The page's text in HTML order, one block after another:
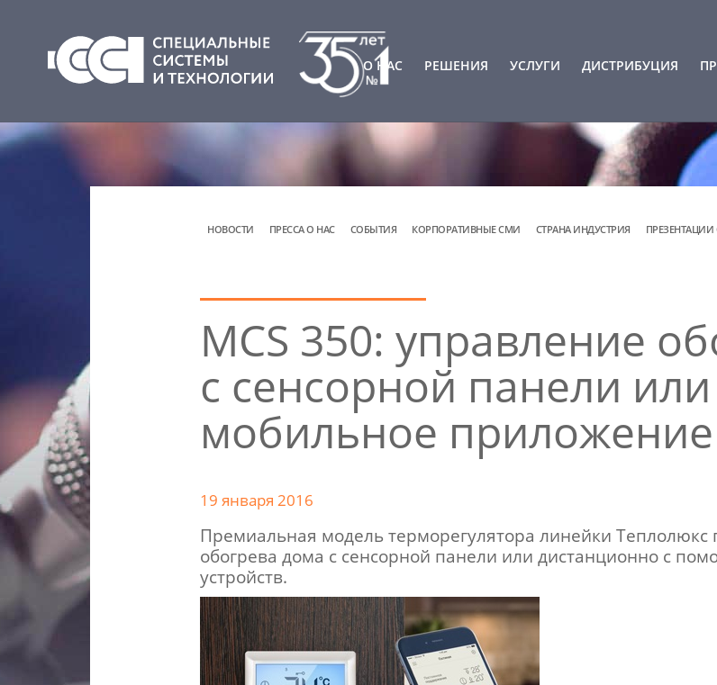
О НАС РЕШЕНИЯ УСЛУГИ ДИСТРИБУЦИЯ
НОВОСТИ ПРЕССА О НАС СОБЫТИЯ КОРПОРАТИВНЫЕ СМИ СТРАНА ИНДУСТРИЯ
MCS 350: управление
с сенсорной панели
мобильное приложение
19 января 2016
Премиальная модель терморегулятора линейки Теплолюкс
обогрева дома с сенсорной панели или дистанционно с
устройств.